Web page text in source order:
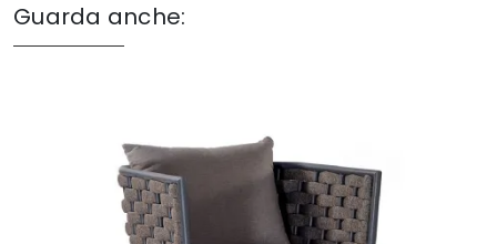
Guarda anche: